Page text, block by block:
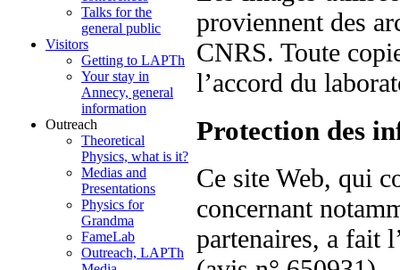
Talks for the
general public
Visitors
Getting to LAPTh
Your stay in
Annecy, general
information
Outreach
Theoretical
Physics, what is it?
Medias and
Presentations
Physics for
Grandma
FameLab
Outreach, LAPTh
proviennent des
CNRS. Toute
l’accord du
Protection des
Ce site Web, qui
concernant
partenaires, a fait